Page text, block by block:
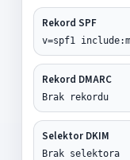
Rekord SPF
v=spf1
Rekord DMARC
Brak rekordu
Selektor DKIM
Brak selektora